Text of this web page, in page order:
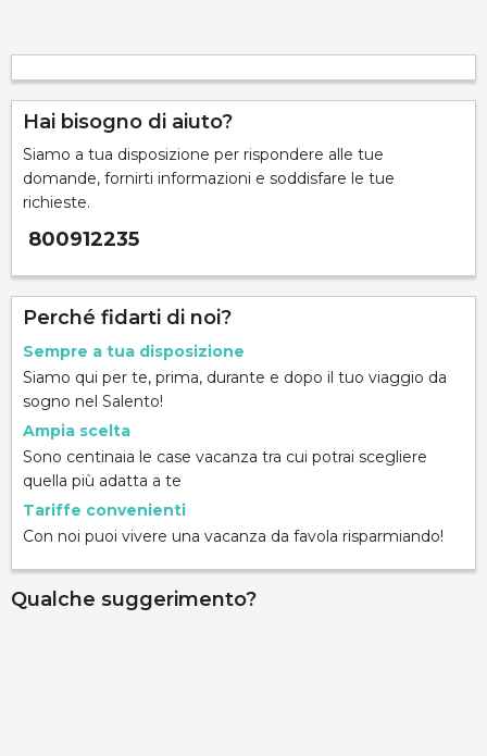
Hai bisogno di aiuto?
Siamo a tua disposizione per rispondere alle tue
domande, fornirti informazioni e soddisfare le tue
richieste.
800912235
Perché fidarti di noi?
Sempre a tua disposizione
Siamo qui per te, prima, durante e dopo il tuo viaggio da
sogno nel Salento!
Ampia scelta
Sono centinaia le case vacanza tra cui potrai scegliere
quella più adatta a te
Tariffe convenienti
Con noi puoi vivere una vacanza da favola risparmiando!
Qualche suggerimento?